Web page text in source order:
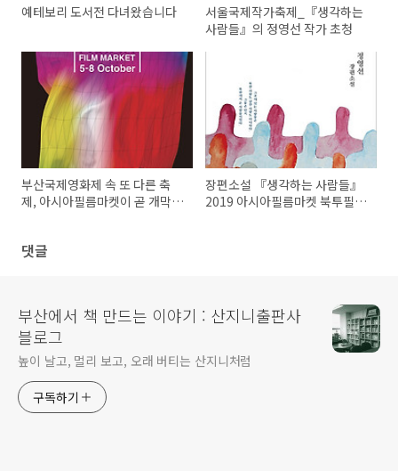
예테보리 도서전 다녀왔습니다
서울국제작가축제_『생각하는
사람들』의 정영선 작가 초청
부산국제영화제 속 또 다른 축
제, 아시아필름마켓이 곧 개막합
장편소설 『생각하는 사람들』
2019 아시아필름마켓 북투필름
댓글
부산에서 책 만드는 이야기 : 산지니출판사
블로그
높이 날고, 멀리 보고, 오래 버티는 산지니처럼
구독하기